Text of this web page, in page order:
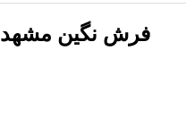
فرش نگین مشهد 700 شانه طرح 2602 سورمه ای